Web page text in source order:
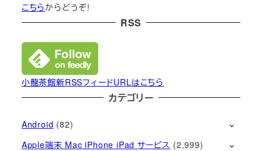
こちらからどうぞ!
RSS
小龍茶館新RSSフィードURLはこちら
カテゴリー
Android (82)
Apple端末 Mac iPhone iPad サービス (2,999)